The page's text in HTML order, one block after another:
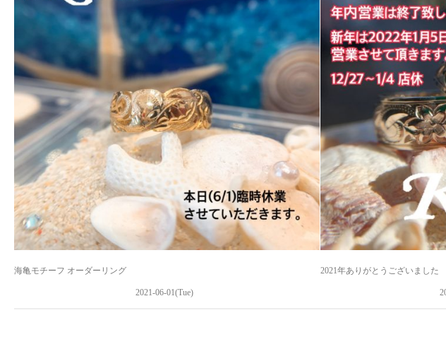
海亀モチーフ オーダーリング
2021-06-01(Tue)
2021年ありがとうございました